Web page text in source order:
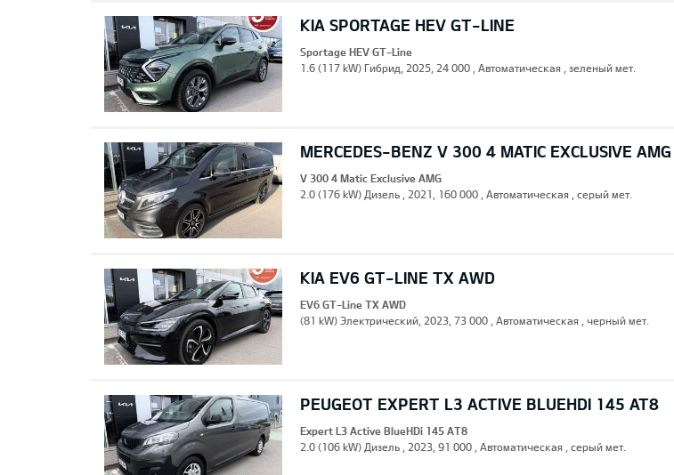
KIA SPORTAGE HEV GT-LINE
Sportage HEV GT-Line
1.6 (117 kW) Гибрид, 2025, 24 000 , Автоматическая , зеленый мет.
MERCEDES-BENZ V 300 4 MATIC EXCLUSIVE AMG
V 300 4 Matic Exclusive AMG
2.0 (176 kW) Дизель , 2021, 160 000 , Автоматическая , серый мет.
KIA EV6 GT-LINE TX AWD
EV6 GT-Line TX AWD
(81 kW) Электрический, 2023, 73 000 , Автоматическая , черный мет.
PEUGEOT EXPERT L3 ACTIVE BLUEHDI 145 AT8
Expert L3 Active BlueHDi 145 AT8
2.0 (106 kW) Дизель , 2023, 91 000 , Автоматическая , серый мет.